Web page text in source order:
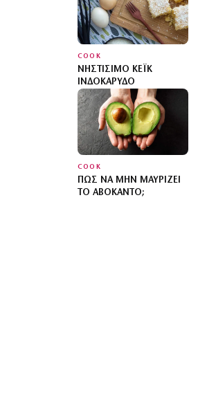
COOK
ΝΗΣΤΊΣΙΜΟ ΚΈΙΚ
ΙΝΔΟΚΆΡΥΔΟ
COOK
ΠΏΣ ΝΑ ΜΗΝ ΜΑΥΡΊΖΕΙ
ΤΟ ΑΒΟΚΆΝΤΟ;